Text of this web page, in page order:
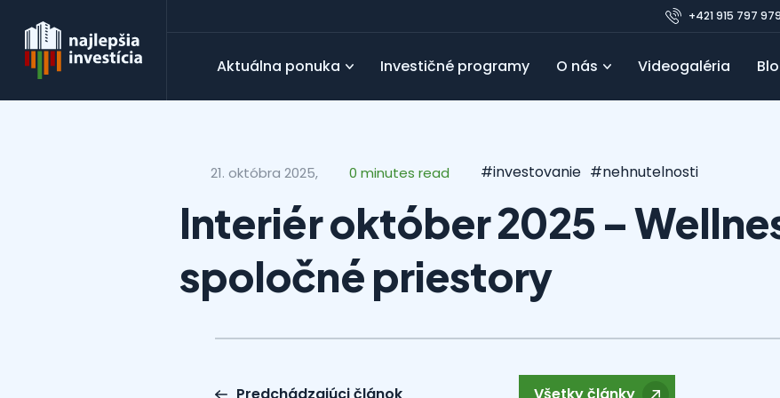
+421 915 797 979
Aktuálna ponuka Investičné programy O nás Videogaléria
21. októbra 2025, 0 minutes read #investovanie #nehnutelnosti
Interiér október 2025 –
spoločné priestory